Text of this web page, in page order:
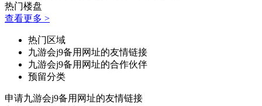
热门楼盘
查看更多 >
热门区域
九游会j9备用网址的友情链接
九游会j9备用网址的合作伙伴
预留分类
申请九游会j9备用网址的友情链接